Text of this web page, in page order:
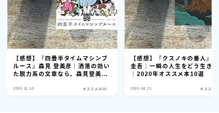
【感想】『四畳半タイムマシンブ
ルース』森見 登美彦｜洒落の効い
た脱力系の文章なら、森見登美彦
2020年オススメ本10選
2020.11.10 オススメ2020
【感想】『クスノキの番人』
圭吾｜一瞬の人生をどう生き
｜2020年オススメ本10選
2020.04.21 オススメ